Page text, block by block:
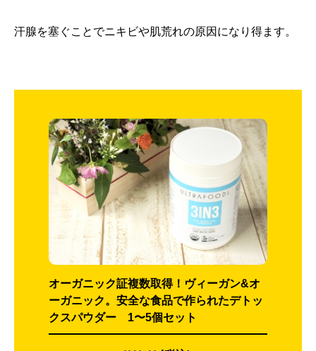
汗腺を塞ぐことでニキビや肌荒れの原因になり得ます。
オーガニック証複数取得！ヴィーガン&オ
ーガニック。安全な食品で作られたデトッ
クスパウダー 1〜5個セット